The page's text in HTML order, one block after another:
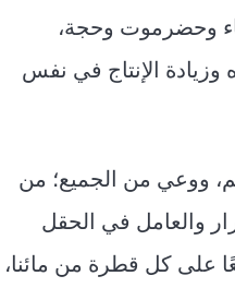
وحضرموت وحجة،
وزيادة الإنتاج في نفس
ووعي من الجميع؛ من
والعامل في الحقل
على كل قطرة من مائنا،